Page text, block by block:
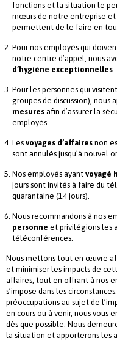
fonctions et la situation le
mœurs de notre entreprise et
permettent de le faire en
Pour nos employés qui
notre centre d’appel, nous
d’hygiène exceptionnelles.
Pour les personnes qui
groupes de discussion), nous
mesures afin d’assurer la
employés.
Les voyages d’affaires non
sont annulés jusqu’à nouvel
Nos employés ayant voyagé
jours sont invités à faire du
quarantaine (14 jours).
Nous recommandons à nos
personne et privilégions les
téléconférences.
Nous mettons tout en œuvre
et minimiser les impacts de
affaires, tout en offrant à nos
s’impose dans les
préoccupations au sujet de
en cours ou à venir, nous vous
dès que possible. Nous
la situation et apporterons les